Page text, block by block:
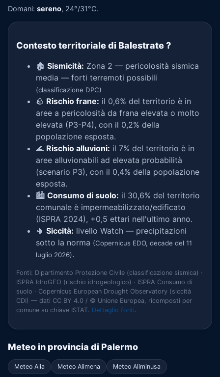
Domani: sereno, 24°/31°C.
Contesto territoriale di Balestrate?
🏚️ Sismicità: Zona 2 — pericolosità sismica
media — forti terremoti possibili
(classificazione DPC)
🪨 Rischio frane: il 0,6% del territorio è in
aree a pericolosità da frana elevata o molto
elevata (P3-P4), con il 0,2% della
popolazione esposta.
🌊 Rischio alluvioni: il 7% del territorio è in
aree alluvionabili ad elevata probabilità
(scenario P3), con il 0,4% della popolazione
esposta.
🏙️ Consumo di suolo: il 30,6% del territorio
comunale è impermeabilizzato/edificato
(ISPRA 2024), +0,5 ettari nell'ultimo anno.
🌵 Siccità: livello Watch — precipitazioni
sotto la norma (Copernicus EDO, decade del 11
luglio 2026).
Fonti: Dipartimento Protezione Civile (classificazione sismica) ·
ISPRA IdroGEO (rischio idrogeologico) · ISPRA Consumo di
suolo · Copernicus European Drought Observatory (siccità
CDI) — dati CC BY 4.0 / © Unione Europea, ricomposti per
comune su chiave ISTAT. Dettaglio fonti.
Meteo in provincia di Palermo
Meteo Alia Meteo Alimena Meteo Aliminusa